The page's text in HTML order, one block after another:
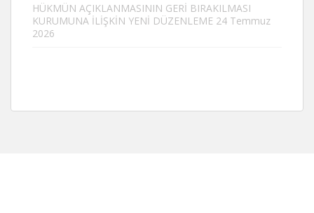
HÜKMÜN AÇIKLANMASININ GERİ BIRAKILMASI
KURUMUNA İLİŞKİN YENİ DÜZENLEME 24 Temmuz
2026